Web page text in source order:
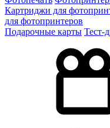
Картриджи для
для фотопринтеров
Подарочные карты Тест-